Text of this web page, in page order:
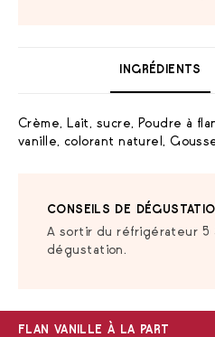
INGRÉDIENTS
Crème, Lait, sucre, Poudre à
vanille, colorant naturel,
CONSEILS DE
A sortir du réfrigérateur 5
dégustation.
FLAN VANILLE À LA PART